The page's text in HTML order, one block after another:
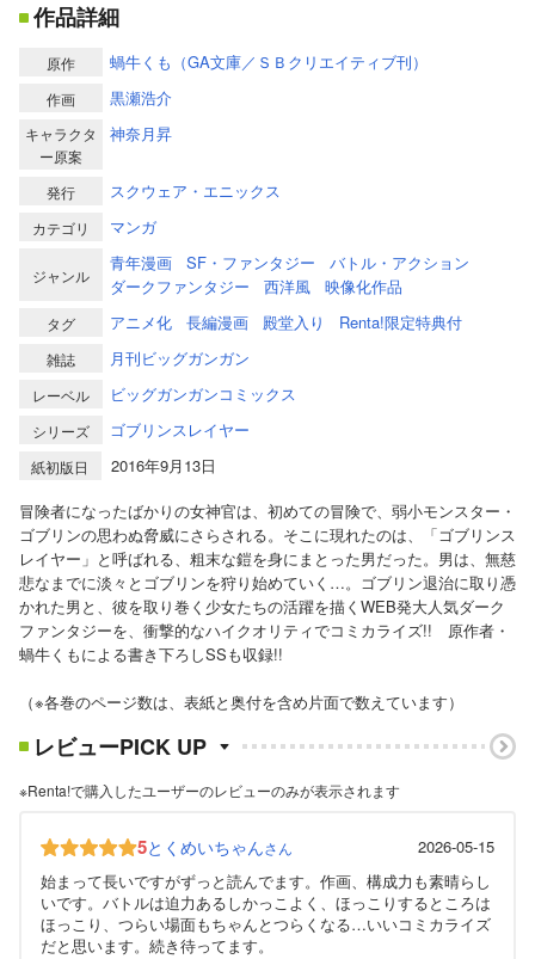
作品詳細
原作 蝸牛くも（GA文庫／ＳＢクリエイティブ刊）
作画 黒瀬浩介
キャラクタ
ー原案
神奈月昇
発行 スクウェア・エニックス
カテゴリ マンガ
ジャンル
青年漫画 SF・ファンタジー
バトル・アクション
ダークファンタジー
西洋風 映像化作品
タグ アニメ化 長編漫画 殿堂入り Renta!限定特典付
雑誌 月刊ビッグガンガン
レーベル ビッグガンガンコミックス
シリーズ ゴブリンスレイヤー
紙初版日
2016年9月13日
冒険者になったばかりの女神官は、初めての冒険で、弱小モンスター・
ゴブリンの思わぬ脅威にさらされる。そこに現れたのは、「ゴブリンス
レイヤー」と呼ばれる、粗末な鎧を身にまとった男だった。男は、無慈
悲なまでに淡々とゴブリンを狩り始めていく…。ゴブリン退治に取り憑
かれた男と、彼を取り巻く少女たちの活躍を描くWEB発大人気ダーク
ファンタジーを、衝撃的なハイクオリティでコミカライズ!! 原作者・
蝸牛くもによる書き下ろしSSも収録!!
（※各巻のページ数は、表紙と奥付を含め片面で数えています）
レビューPICK UP
※Renta!で購入したユーザーのレビューのみが表示されます
5とくめいちゃんさん
2026-05-15
始まって長いですがずっと読んでます。作画、構成力も素晴らし
いです。バトルは迫力あるしかっこよく、ほっこりするところは
ほっこり、つらい場面もちゃんとつらくなる…いいコミカライズ
だと思います。続き待ってます。